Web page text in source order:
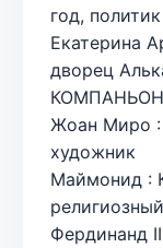
год, политик
Екатерина
дворец
КОМПАНЬОН
Жоан Миро :
художник
Маймонид :
Фердинанд